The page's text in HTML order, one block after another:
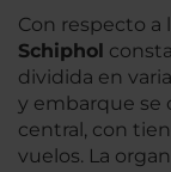
Con respecto a
Schiphol
dividida en
y embarque se
central, con
vuelos. La